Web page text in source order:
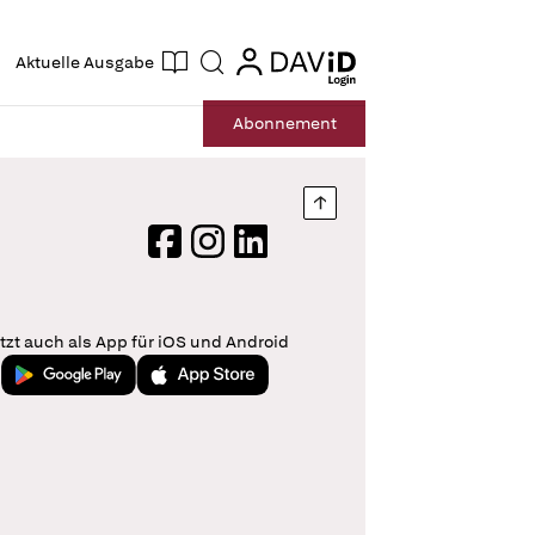
Aktuelle Ausgabe Suche login
login
Abonnement
Nach oben springen
FacebookInstagram
LinkedIn
auch als App für iOS und Android
Jetzt bei Google PlayLaden im App Store